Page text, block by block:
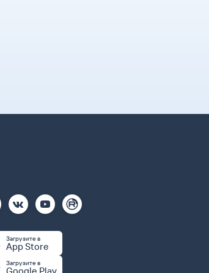
Загрузите в
App Store
Загрузите в